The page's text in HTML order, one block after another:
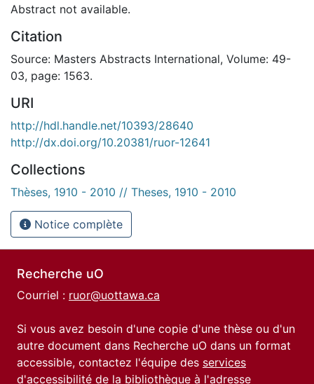
Abstract not available.
Citation
Source: Masters Abstracts International, Volume: 49-
03, page: 1563.
URI
http://hdl.handle.net/10393/28640
http://dx.doi.org/10.20381/ruor-12641
Collections
Thèses, 1910 - 2010 // Theses, 1910 - 2010
Notice complète
Recherche uO
Courriel : ruor@uottawa.ca
Si vous avez besoin d'une copie d'une thèse ou d'un
autre document dans Recherche uO dans un format
accessible, contactez l'équipe des services
d'accessibilité de la bibliothèque à l'adresse